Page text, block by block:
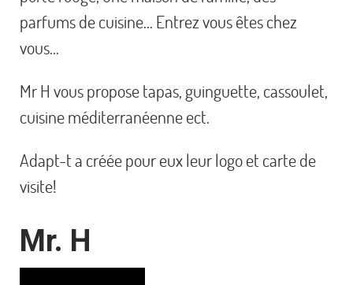
parfums de cuisine… Entrez vous êtes chez
vous…
Mr H vous propose tapas, guinguette, cassoulet,
cuisine méditerranéenne ect.
Adapt-t a créée pour eux leur logo et carte de
visite!
Mr. H